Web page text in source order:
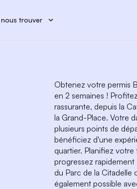
trouver
Obtenez votre permis
en 2 semaines !
rassurante, depuis la
la Grand-Place. Votre
plusieurs points de
bénéficiez d'une
quartier. Planifiez
progressez
du Parc de la Citadelle
également possible